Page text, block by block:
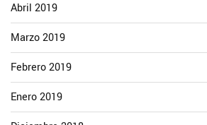
Abril 2019
Marzo 2019
Febrero 2019
Enero 2019